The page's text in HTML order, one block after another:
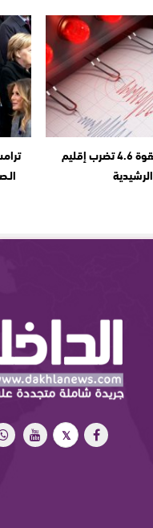
هزة أرضية بقوة 4.6 تضرب إقليم
الرشيدية